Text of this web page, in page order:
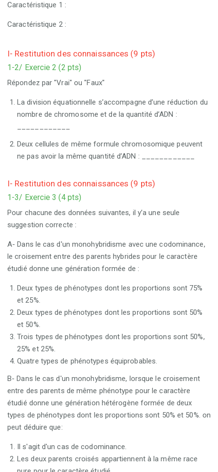
Caractéristique 1 :
Caractéristique 2 :
I- Restitution des connaissances (9 pts)
1-2/ Exercie 2 (2 pts)
Répondez par "Vrai" ou "Faux"
La division équationnelle s’accompagne d’une réduction du
nombre de chromosome et de la quantité d’ADN :
Deux cellules de même formule chromosomique peuvent
ne pas avoir la même quantité d’ADN : ____________
I- Restitution des connaissances (9 pts)
1-3/ Exercie 3 (4 pts)
Pour chacune des données suivantes, il y’a une seule
suggestion correcte :
A- Dans le cas d'un monohybridisme avec une codominance,
le croisement entre des parents hybrides pour le caractère
étudié donne une génération formée de :
Deux types de phénotypes dont les proportions sont 75%
et 25%.
Deux types de phénotypes dont les proportions sont 50%
et 50%.
Trois types de phénotypes dont les proportions sont 50%,
25% et 25%.
Quatre types de phénotypes équiprobables.
B- Dans le cas d'un monohybridisme, lorsque le croisement
entre des parents de même phénotype pour le caractère
étudié donne une génération hétérogène formée de deux
types de phénotypes dont les proportions sont 50% et 50%. on
peut déduire que:
Il s'agit d'un cas de codominance.
Les deux parents croisés appartiennent à la même race